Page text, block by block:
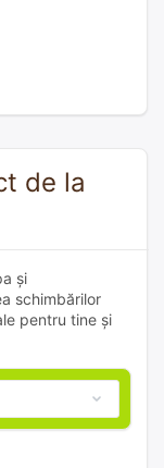
de la
și
schimbărilor
pentru tine și